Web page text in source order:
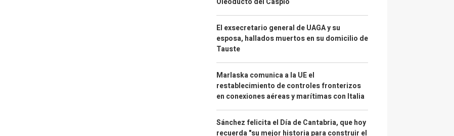
El exsecretario general de UAGA y su
esposa, hallados muertos en su domicilio de
Tauste
Marlaska comunica a la UE el
restablecimiento de controles fronterizos
en conexiones aéreas y marítimas con Italia
Sánchez felicita el Día de Cantabria, que hoy
recuerda "su mejor historia para construir el